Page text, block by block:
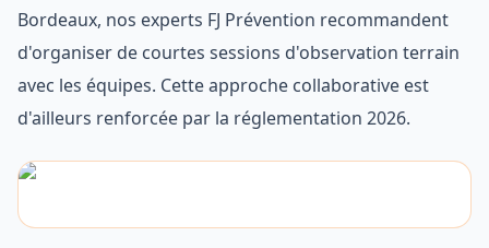
Bordeaux, nos experts FJ Prévention recommandent
d'organiser de courtes sessions d'observation terrain
avec les équipes. Cette approche collaborative est
d'ailleurs renforcée par la réglementation 2026.